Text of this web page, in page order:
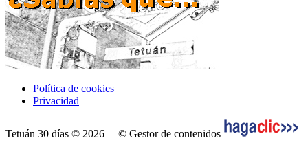
Política de cookies
Privacidad
Tetuán 30 días © 2026 © Gestor de contenidos